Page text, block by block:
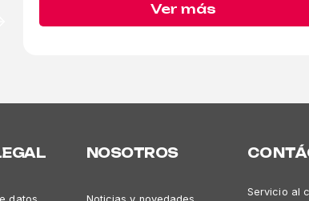
Ver más
NOSOTROS
Servicio al